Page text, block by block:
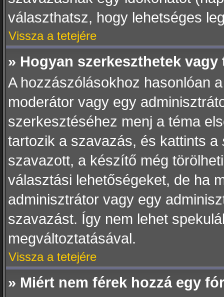
választhatsz, hogy lehetséges
Vissza a tetejére
» Hogyan szerkeszthetek
A hozzászólásokhoz hasonlóan
moderátor vagy egy
szerkesztéséhez menj a téma
tartozik a szavazás, és kattints a
szavazott, a készítő még
választási lehetőségeket, de ha
adminisztrátor vagy egy
szavazást. Így nem lehet
megváltoztatásával.
Vissza a tetejére
» Miért nem férek hozzá egy